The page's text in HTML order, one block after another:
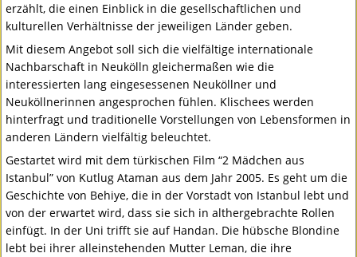
erzählt, die einen Einblick in die gesellschaftlichen und
kulturellen Verhältnisse der jeweiligen Länder geben.
Mit diesem Angebot soll sich die vielfältige internationale
Nachbarschaft in Neukölln gleichermaßen wie die
interessierten lang eingesessenen Neuköllner und
Neuköllnerinnen angesprochen fühlen. Klischees werden
hinterfragt und traditionelle Vorstellungen von Lebensformen in
anderen Ländern vielfältig beleuchtet.
Gestartet wird mit dem türkischen Film “2 Mädchen aus
Istanbul” von Kutlug Ataman aus dem Jahr 2005. Es geht um die
Geschichte von Behiye, die in der Vorstadt von Istanbul lebt und
von der erwartet wird, dass sie sich in althergebrachte Rollen
einfügt. In der Uni trifft sie auf Handan. Die hübsche Blondine
lebt bei ihrer alleinstehenden Mutter Leman, die ihre